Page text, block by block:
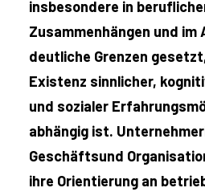
insbesondere in
Zusammenhängen und
deutliche Grenzen
Existenz sinnlicher,
und sozialer
abhängig ist.
Geschäftsund
ihre Orientierung an